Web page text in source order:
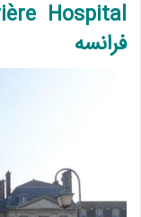
فرانسه